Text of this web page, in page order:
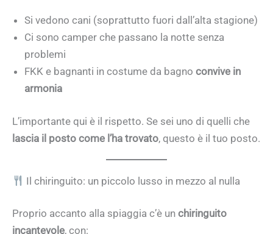
Si vedono cani (soprattutto fuori dall’alta stagione)
Ci sono camper che passano la notte senza
problemi
FKK e bagnanti in costume da bagno convive in
armonia
L’importante qui è il rispetto. Se sei uno di quelli che
lascia il posto come l’ha trovato, questo è il tuo posto.
Il chiringuito: un piccolo lusso in mezzo al nulla
Proprio accanto alla spiaggia c’è un chiringuito
incantevole, con: